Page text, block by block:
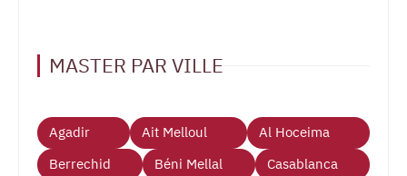
MASTER PAR VILLE
Agadir Ait Melloul
Al Hoceima
Berrechid
Béni Mellal
Casablanca